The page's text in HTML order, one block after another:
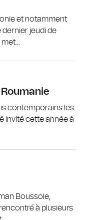
et notamment
dernier jeudi de
Roumanie
contemporains les
invité cette année à
Boussole,
à plusieurs